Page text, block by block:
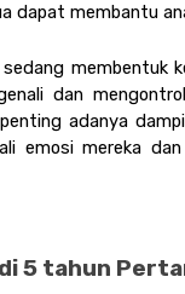
dapat membantu
membentuk
dan
adanya
emosi mereka
5 tahun